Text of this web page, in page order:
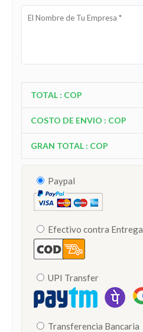
TOTAL : COP
COSTO DE ENVIO : COP
GRAN TOTAL : COP
Paypal
Efectivo contra Entrega
UPI Transfer
Transferencia Bancaria